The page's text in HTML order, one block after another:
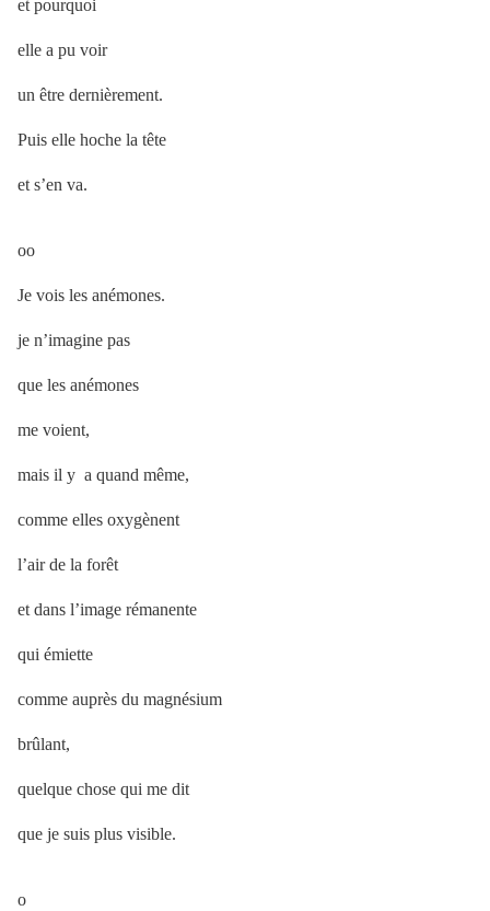
et pourquoi
elle a pu voir
un être dernièrement.
Puis elle hoche la tête
et s’en va.
oo
Je vois les anémones.
je n’imagine pas
que les anémones
me voient,
mais il y a quand même,
comme elles oxygènent
l’air de la forêt
et dans l’image rémanente
qui émiette
comme auprès du magnésium
brûlant,
quelque chose qui me dit
que je suis plus visible.
o